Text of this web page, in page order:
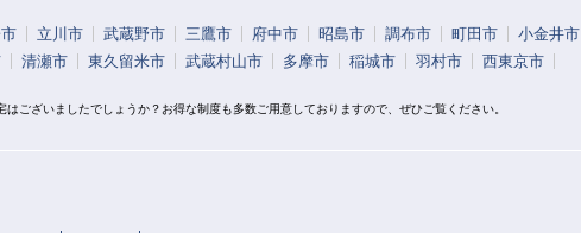
立川市 武蔵野市 三鷹市 府中市 昭島市 調布市 町田市 小金井市
清瀬市 東久留米市 武蔵村山市 多摩市 稲城市 羽村市 西東京市
はございましたでしょうか？お得な制度も多数ご用意しておりますので、ぜひご覧ください。